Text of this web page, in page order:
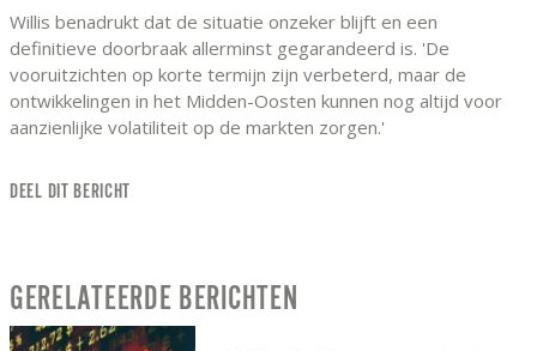
Willis benadrukt dat de situatie onzeker blijft en een
definitieve doorbraak allerminst gegarandeerd is. 'De
vooruitzichten op korte termijn zijn verbeterd, maar de
ontwikkelingen in het Midden-Oosten kunnen nog altijd voor
aanzienlijke volatiliteit op de markten zorgen.'
DEEL DIT BERICHT
GERELATEERDE BERICHTEN